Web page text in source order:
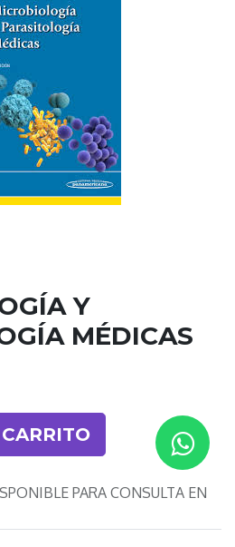
Y
MÉDICAS
PARA CONSULTA EN